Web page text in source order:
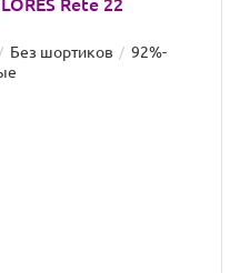
Rete 22
Без шортиков
92%-